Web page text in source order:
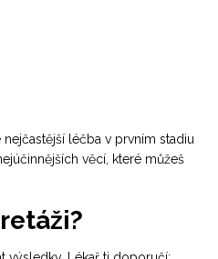
nejčastější léčba v prvním stadiu
věcí, které můžeš